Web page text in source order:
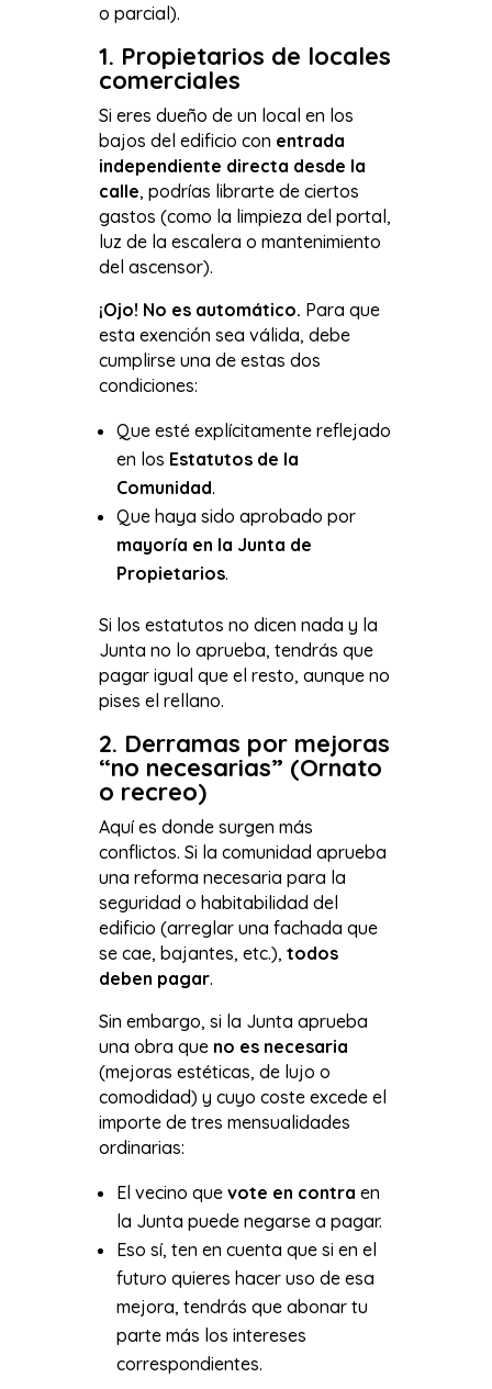
o parcial).
1. Propietarios de locales
comerciales
Si eres dueño de un local en los
bajos del edificio con entrada
independiente directa desde la
calle, podrías librarte de ciertos
gastos (como la limpieza del portal,
luz de la escalera o mantenimiento
del ascensor).
¡Ojo! No es automático. Para que
esta exención sea válida, debe
cumplirse una de estas dos
condiciones:
Que esté explícitamente reflejado
en los Estatutos de la
Comunidad.
Que haya sido aprobado por
mayoría en la Junta de
Propietarios.
Si los estatutos no dicen nada y la
Junta no lo aprueba, tendrás que
pagar igual que el resto, aunque no
pises el rellano.
2. Derramas por mejoras
“no necesarias” (Ornato
o recreo)
Aquí es donde surgen más
conflictos. Si la comunidad aprueba
una reforma necesaria para la
seguridad o habitabilidad del
edificio (arreglar una fachada que
se cae, bajantes, etc.), todos
deben pagar.
Sin embargo, si la Junta aprueba
una obra que no es necesaria
(mejoras estéticas, de lujo o
comodidad) y cuyo coste excede el
importe de tres mensualidades
ordinarias:
El vecino que vote en contra en
la Junta puede negarse a pagar.
Eso sí, ten en cuenta que si en el
futuro quieres hacer uso de esa
mejora, tendrás que abonar tu
parte más los intereses
correspondientes.